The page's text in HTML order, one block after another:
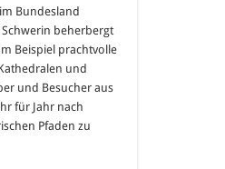
Bundesland
beherbergt
Beispiel prachtvolle
und
und Besucher aus
für Jahr nach
Pfaden zu